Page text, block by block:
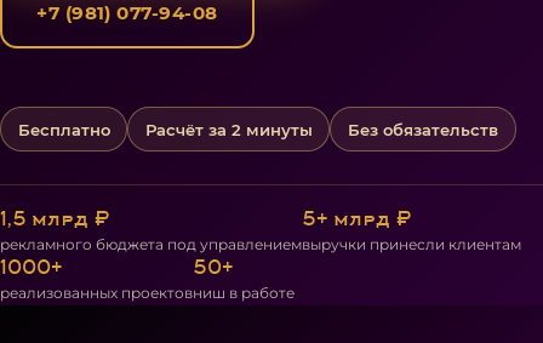
+7 (981) 077-94-08
Бесплатно Расчёт за 2 минуты Без обязательств
1,5 млрд ₽
рекламного бюджета под управлением
5+ млрд ₽
выручки принесли клиентам
1000+
реализованных проектов
50+
ниш в работе